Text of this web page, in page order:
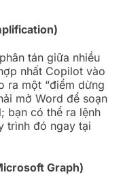
tán giữa nhiều
nhất Copilot vào
ra một “điểm dừng
mở Word để soạn
bạn có thể ra lệnh
trình đó ngay tại
Graph)